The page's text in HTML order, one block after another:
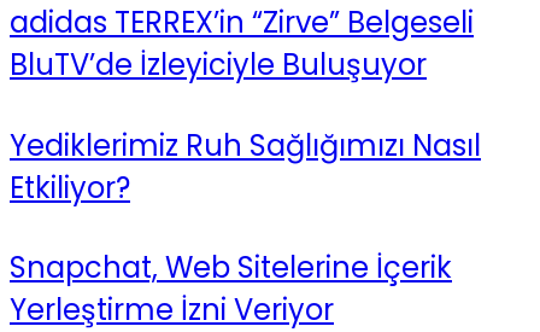
adidas TERREX’in “Zirve” Belgeseli
BluTV’de İzleyiciyle Buluşuyor
Yediklerimiz Ruh Sağlığımızı Nasıl
Etkiliyor?
Snapchat, Web Sitelerine İçerik
Yerleştirme İzni Veriyor